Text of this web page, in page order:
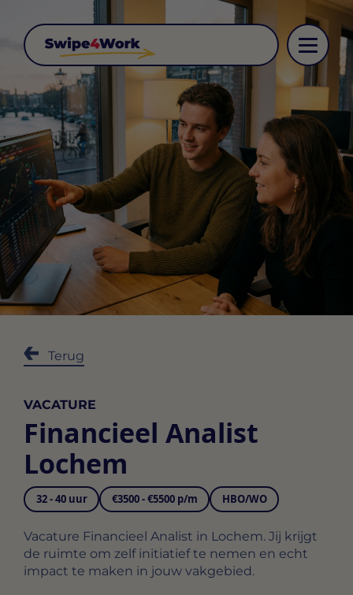
Terug
VACATURE
Financieel Analist
Lochem
32 - 40 uur €3500 - €5500 p/m HBO/WO
Vacature Financieel Analist in Lochem. Jij krijgt
de ruimte om zelf initiatief te nemen en echt
impact te maken in jouw vakgebied.